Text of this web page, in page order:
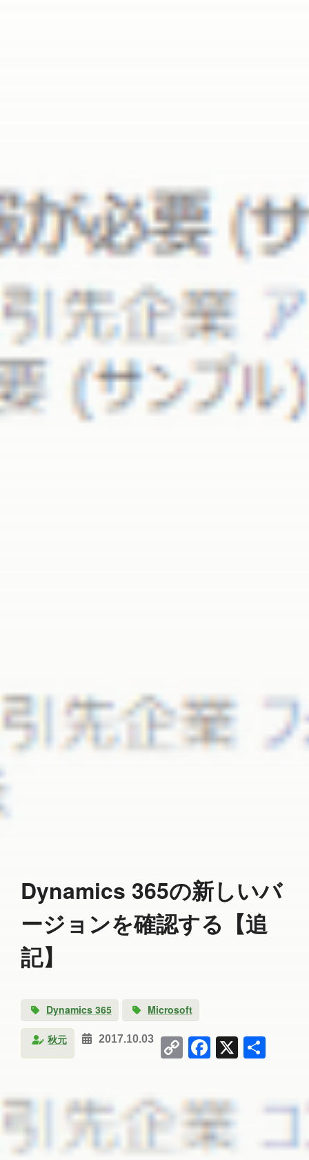
Dynamics 365の新しいバ
ージョンを確認する【追
記】
Dynamics 365 Microsoft
秋元 2017.10.03 Copy
Link
Facebook
X